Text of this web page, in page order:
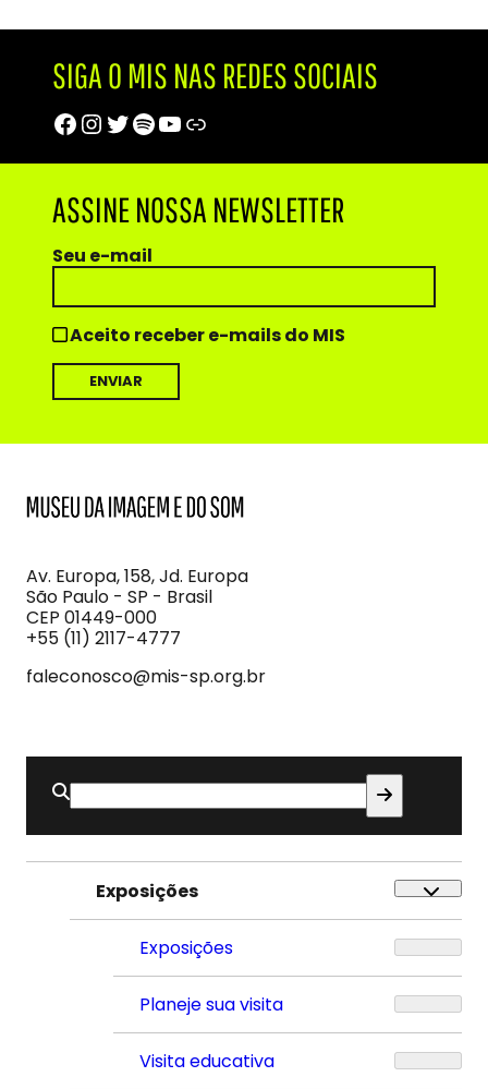
SIGA O MIS NAS REDES SOCIAIS
Facebook
Instagram
Twitter
Spotify
Youtube
Trip Advisor
ASSINE NOSSA NEWSLETTER
Seu e-mail
Aceito receber e-mails do MIS
Imagem
e
do
Som
Av. Europa, 158, Jd. Europa
São Paulo - SP - Brasil
CEP 01449-000
+55 (11) 2117-4777
faleconosco@mis-sp.org.br
Buscar
por:
Exposições
Exposições
Planeje sua visita
Visita educativa